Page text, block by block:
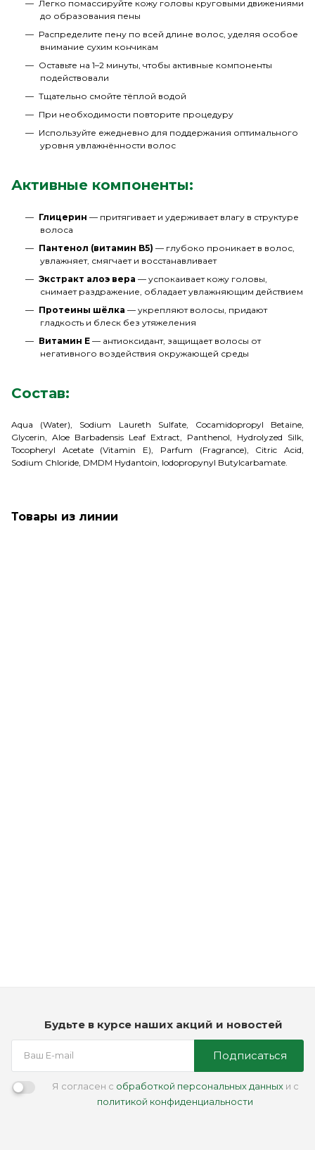
Легко помассируйте кожу головы круговыми движениями
до образования пены
Распределите пену по всей длине волос, уделяя особое
внимание сухим кончикам
Оставьте на 1–2 минуты, чтобы активные компоненты
подействовали
Тщательно смойте тёплой водой
При необходимости повторите процедуру
Используйте ежедневно для поддержания оптимального
уровня увлажнённости волос
Активные компоненты:
Глицерин — притягивает и удерживает влагу в структуре
волоса
Пантенол (витамин B5) — глубоко проникает в волос,
увлажняет, смягчает и восстанавливает
Экстракт алоэ вера — успокаивает кожу головы,
снимает раздражение, обладает увлажняющим действием
Протеины шёлка — укрепляют волосы, придают
гладкость и блеск без утяжеления
Витамин E — антиоксидант, защищает волосы от
негативного воздействия окружающей среды
Состав:
Aqua (Water), Sodium Laureth Sulfate, Cocamidopropyl Betaine,
Glycerin, Aloe Barbadensis Leaf Extract, Panthenol, Hydrolyzed Silk,
Tocopheryl Acetate (Vitamin E), Parfum (Fragrance), Citric Acid,
Sodium Chloride, DMDM Hydantoin, Iodopropynyl Butylcarbamate.
Товары из линии
Будьте в курсе наших акций и новостей
Подписаться
Я согласен с обработкой персональных данныхи с
политикой конфиденциальности